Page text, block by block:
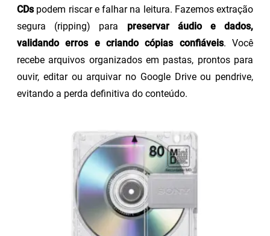
CDspodem riscar e falhar na leitura. Fazemos extração
segura (ripping) para preservar áudio e dados,
validando erros e criando cópias confiáveis. Você
recebe arquivos organizados em pastas, prontos para
ouvir, editar ou arquivar no Google Drive ou pendrive,
evitando a perda definitiva do conteúdo.